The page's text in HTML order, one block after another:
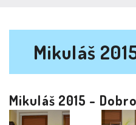
Mikuláš
Mikuláš 2015 -